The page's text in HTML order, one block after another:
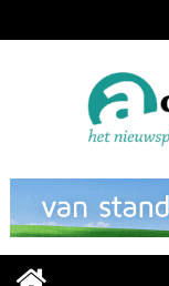
to